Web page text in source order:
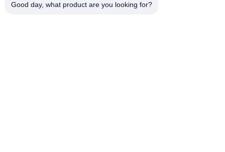
Good day, what product are you looking for?